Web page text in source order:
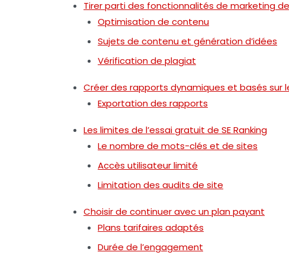
Tirer parti des fonctionnalités de marketing
Optimisation de contenu
Sujets de contenu et génération d’idées
Vérification de plagiat
Créer des rapports dynamiques et basés sur
Exportation des rapports
Les limites de l’essai gratuit de SE Ranking
Le nombre de mots-clés et de sites
Accès utilisateur limité
Limitation des audits de site
Choisir de continuer avec un plan payant
Plans tarifaires adaptés
Durée de l’engagement